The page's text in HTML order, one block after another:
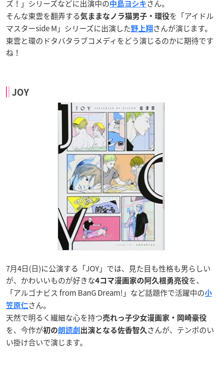
ズ！」シリーズなどに出演中の中島ヨシキ さん。
そんな東雲を翻弄する気ままなノラ猫男子・環役を「アイドル
マスターside M」シリーズに出演した野上翔 さんが演じます。
東雲と環のドタバタラブコメディをどう演じるのかに期待です
ね！
JOY
7月4日(日)に公演する「JOY」では、見た目も性格も男らしい
が、かわいいものが好きな4コマ漫画家の阿久根勇亮役を、
「アルゴナビス from BanG Dream!」など話題作で活躍中の小
笠原仁 さん。
天然で明るく繊細な心を持つ売れっ子少女漫画家・岡崎豪役
を、今作が初の 朗読劇 出演となる佐香智久 さんが、テンポのい
い掛け合いで演じます。